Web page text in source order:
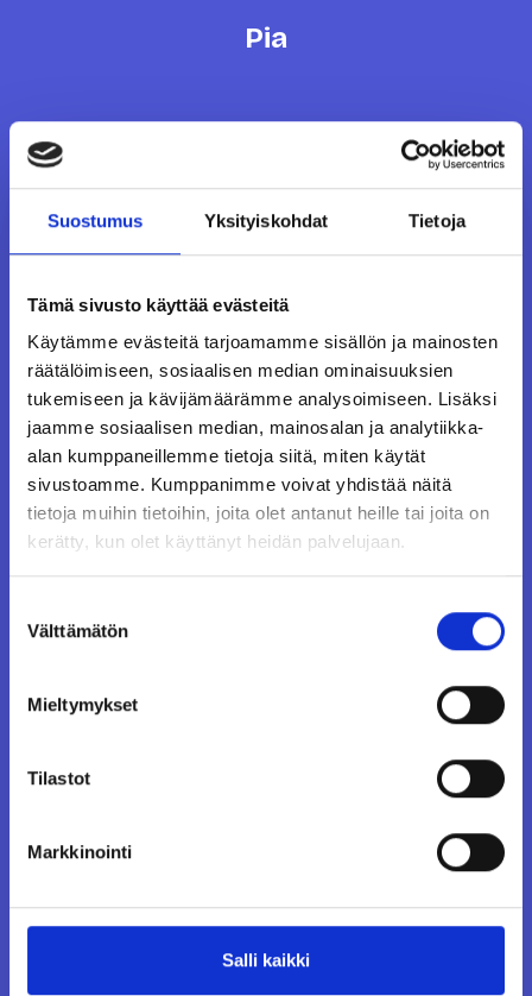
Suostumus Yksityiskohdat Tietoja
Tämä sivusto käyttää evästeitä
Käytämme evästeitä tarjoamamme sisällön ja mainosten
räätälöimiseen, sosiaalisen median ominaisuuksien
tukemiseen ja kävijämäärämme analysoimiseen. Lisäksi
jaamme sosiaalisen median, mainosalan ja analytiikka-
alan kumppaneillemme tietoja siitä, miten käytät
sivustoamme. Kumppanimme voivat yhdistää näitä
tietoja muihin tietoihin, joita olet antanut heille tai joita on
kerätty, kun olet käyttänyt heidän palvelujaan.
valinta
Välttämätön
Mieltymykset
Tilastot
Markkinointi
Salli kaikki
Pia